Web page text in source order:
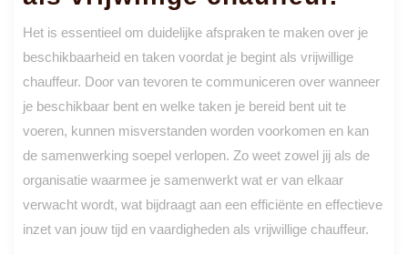
Het is essentieel om duidelijke afspraken te maken over je
beschikbaarheid en taken voordat je begint als vrijwillige
chauffeur. Door van tevoren te communiceren over wanneer
je beschikbaar bent en welke taken je bereid bent uit te
voeren, kunnen misverstanden worden voorkomen en kan
de samenwerking soepel verlopen. Zo weet zowel jij als de
organisatie waarmee je samenwerkt wat er van elkaar
verwacht wordt, wat bijdraagt aan een efficiënte en effectieve
inzet van jouw tijd en vaardigheden als vrijwillige chauffeur.